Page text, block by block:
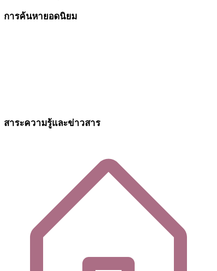
การค้นหายอดนิยม
สาระความรู้และข่าวสาร